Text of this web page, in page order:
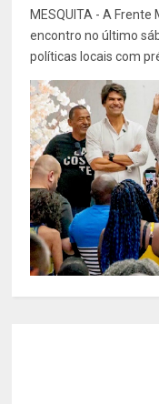
MESQUITA - A
encontro no último
políticas locais com